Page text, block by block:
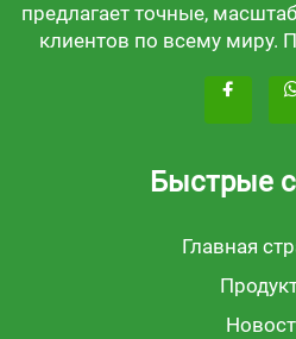
предлагает точные,
клиентов по всему миру.
Быстрые
Главная